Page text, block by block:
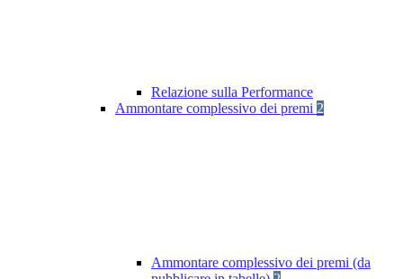
Relazione sulla Performance
Ammontare complessivo dei premi 2
Ammontare complessivo dei premi (da